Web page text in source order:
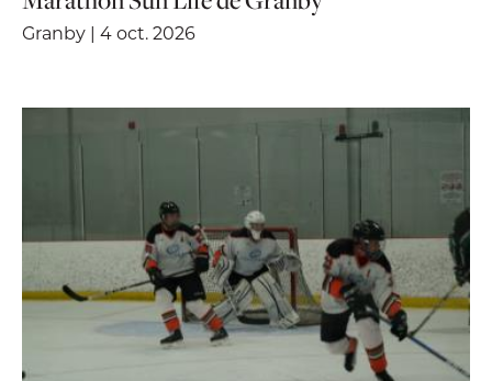
Granby | 4 oct. 2026